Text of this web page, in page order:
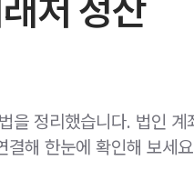
을 정리했습니다. 법인 계
해 한눈에 확인해 보세